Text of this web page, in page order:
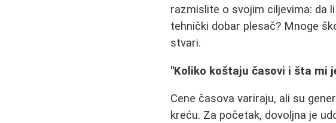
razmislite o svojim ciljevima: da
tehnički dobar plesač? Mnoge
stvari.
"Koliko koštaju časovi i šta mi
Cene časova variraju, ali su
kreću. Za početak, dovoljna je